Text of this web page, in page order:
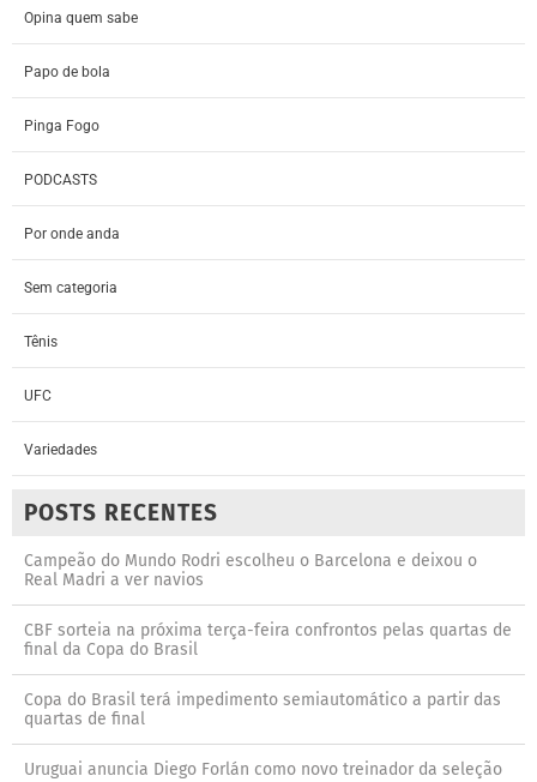
Opina quem sabe
Papo de bola
Pinga Fogo
PODCASTS
Por onde anda
Sem categoria
Tênis
UFC
Variedades
POSTS RECENTES
Campeão do Mundo Rodri escolheu o Barcelona e deixou o
Real Madri a ver navios
CBF sorteia na próxima terça-feira confrontos pelas quartas de
final da Copa do Brasil
Copa do Brasil terá impedimento semiautomático a partir das
quartas de final
Uruguai anuncia Diego Forlán como novo treinador da seleção